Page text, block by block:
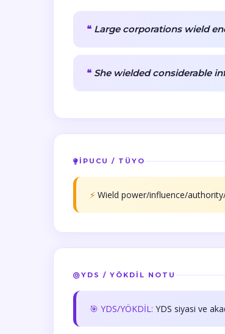
Large corporations wield
She wielded considerable
İPUCU / TÜYO
⚡ Wield power/influence/authority/
YDS / YÖKDİL NOTU
🎯 YDS/YÖKDİL: YDS siyasi ve